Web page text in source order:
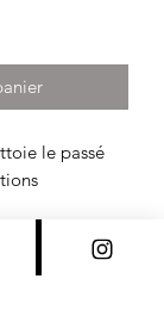
le passé